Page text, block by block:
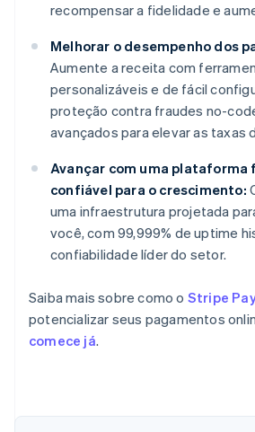
recompensar a fidelidade e
Melhorar o desempenho dos
Aumente a receita com
personalizáveis e de fácil
proteção contra fraudes no-
avançados para elevar as taxas
Avançar com uma plataforma
confiável para o crescimento:
uma infraestrutura projetada
você, com 99,999% de uptime
confiabilidade líder do setor.
Saiba mais sobre como o Stripe
potencializar seus pagamentos
comece já.